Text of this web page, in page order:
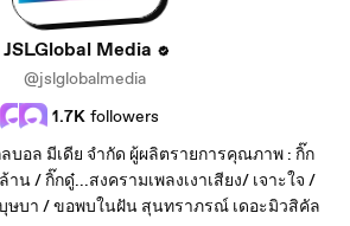
JSLGlobal Media
@jslglobalmedia
1.7K followers
ลบอล มีเดีย จำกัด ผู้ผลิตรายการคุณภาพ : กิ๊ก
าน / กิ๊กดู๋...สงครามเพลงเงาเสียง/ เจาะใจ /
ษบา / ขอพบในฝัน สุนทราภรณ์ เดอะมิวสิคัล